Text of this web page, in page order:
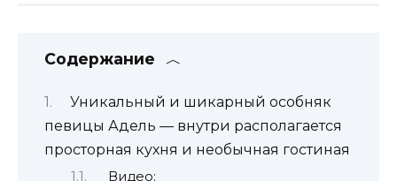
Содержание
Уникальный и шикарный особняк
певицы Адель — внутри располагается
просторная кухня и необычная гостиная
Видео: